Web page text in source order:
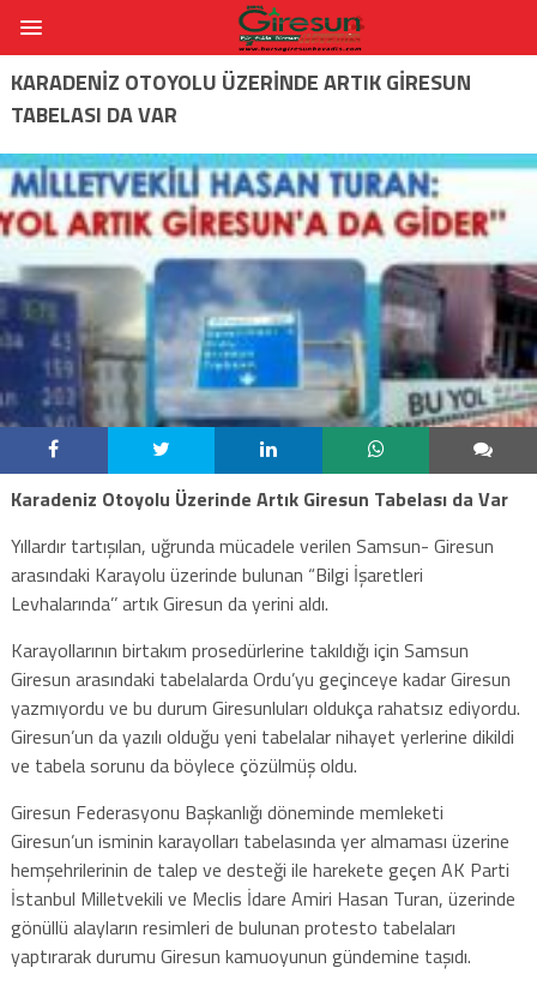
KARADENIZ OTOYOLU ÜZERINDE ARTIK GIRESUN
TABELASI DA VAR
Karadeniz Otoyolu Üzerinde Artık Giresun Tabelası da Var
Yıllardır tartışılan, uğrunda mücadele verilen Samsun- Giresun
arasındaki Karayolu üzerinde bulunan “Bilgi İşaretleri
Levhalarında’’ artık Giresun da yerini aldı.
Karayollarının birtakım prosedürlerine takıldığı için Samsun
Giresun arasındaki tabelalarda Ordu’yu geçinceye kadar Giresun
yazmıyordu ve bu durum Giresunluları oldukça rahatsız ediyordu.
Giresun’un da yazılı olduğu yeni tabelalar nihayet yerlerine dikildi
ve tabela sorunu da böylece çözülmüş oldu.
Giresun Federasyonu Başkanlığı döneminde memleketi
Giresun’un isminin karayolları tabelasında yer almaması üzerine
hemşehrilerinin de talep ve desteği ile harekete geçen AK Parti
İstanbul Milletvekili ve Meclis İdare Amiri Hasan Turan, üzerinde
gönüllü alayların resimleri de bulunan protesto tabelaları
yaptırarak durumu Giresun kamuoyunun gündemine taşıdı.